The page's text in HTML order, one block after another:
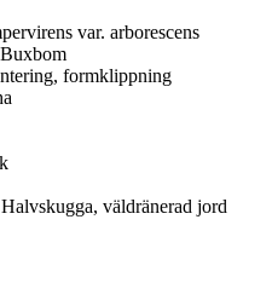
var. arborescens
formklippning
väldränerad jord